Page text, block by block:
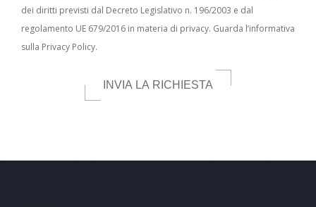
dei diritti previsti dal Decreto Legislativo n. 196/2003 e dal
regolamento UE 679/2016 in materia di privacy. Guarda l’informativa
sulla Privacy Policy.
INVIA LA RICHIESTA